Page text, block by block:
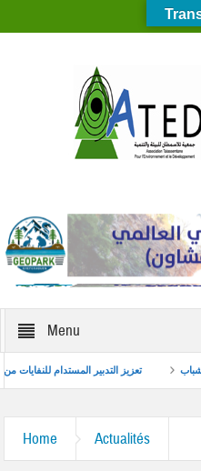
Menu
تعزيز التدبير البيئي للشباب
Home Actualités